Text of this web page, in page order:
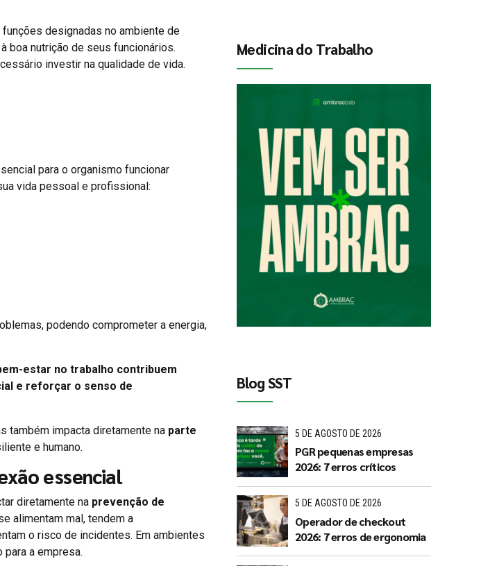
designadas no ambiente de
boa nutrição de seus funcionários.
investir na qualidade de vida.
para o organismo funcionar
vida pessoal e profissional:
podendo comprometer a energia,
estar no trabalho contribuem
e reforçar o senso de
também impacta diretamente na parte
e humano.
essencial
diretamente na prevenção de
alimentam mal, tendem a
o risco de incidentes. Em ambientes
a empresa.
Medicina do Trabalho
Blog SST
5 DE AGOSTO DE 2026
PGR pequenas empresas
2026: 7 erros críticos
5 DE AGOSTO DE 2026
Operador de checkout
2026: 7 erros de ergonomia